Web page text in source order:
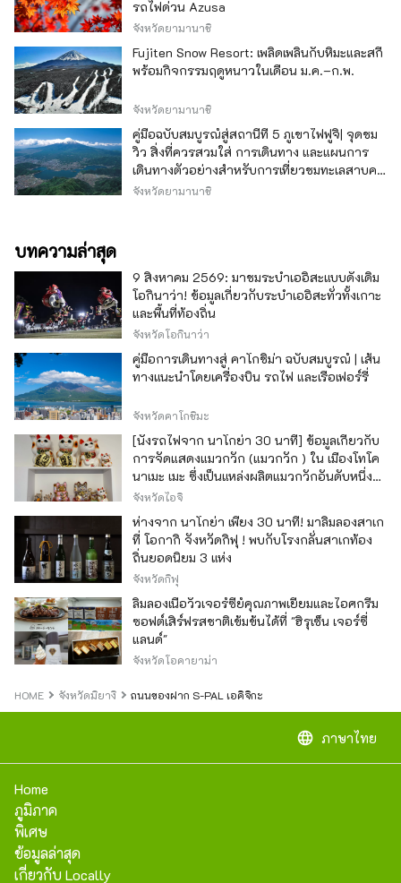
รถไฟด่วน Azusa
จังหวัดยามานาชิ
Fujiten Snow Resort: เพลิดเพลินกับหิมะและสกี
พร้อมกิจกรรมฤดูหนาวในเดือน ม.ค.–ก.พ.
จังหวัดยามานาชิ
คู่มือฉบับสมบูรณ์สู่สถานีที่ 5 ภูเขาไฟฟูจิ| จุดชม
วิว สิ่งที่ควรสวมใส่ การเดินทาง และแผนการ
เดินทางตัวอย่างสำหรับการเที่ยวชมทะเลสาบคา
วากุจิ
จังหวัดยามานาชิ
บทความล่าสุด
9 สิงหาคม 2569: มาชมระบำเออิสะแบบดั้งเดิม
โอกินาว่า! ข้อมูลเกี่ยวกับระบำเออิสะทั่วทั้งเกาะ
และพื้นที่ท้องถิ่น
จังหวัดโอกินาว่า
คู่มือการเดินทางสู่ คาโกชิม่า ฉบับสมบูรณ์ | เส้น
ทางแนะนำโดยเครื่องบิน รถไฟ และเรือเฟอร์รี่
จังหวัดคาโกชิมะ
[นั่งรถไฟจาก นาโกย่า 30 นาที] ข้อมูลเกี่ยวกับ
การจัดแสดงแมวกวัก (แมวกวัก ) ใน เมืองโทโค
นาเมะ เมะ ซึ่งเป็นแหล่งผลิตแมวกวักอันดับหนึ่ง
ของญี่ปุ่น
จังหวัดไอจิ
ห่างจาก นาโกย่า เพียง 30 นาที! มาลิ้มลองสาเก
ที่ โอกากิ จังหวัดกิฟุ ! พบกับโรงกลั่นสาเกท้อง
ถิ่นยอดนิยม 3 แห่ง
จังหวัดกิฟุ
ลิ้มลองเนื้อวัวเจอร์ซีย์คุณภาพเยี่ยมและไอศกรีม
ซอฟต์เสิร์ฟรสชาติเข้มข้นได้ที่ "ฮิรุเซ็น เจอร์ซี่
แลนด์"
จังหวัดโอคายาม่า
HOME จังหวัดมิยางิ ถนนของฝาก S-PAL เอคิจิกะ
language ภาษาไทย
Home
ภูมิภาค
พิเศษ
ข้อมูลล่าสุด
เกี่ยวกับ Locally